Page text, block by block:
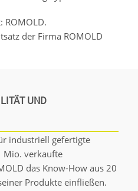
ROMOLD.
der Firma ROMOLD
UND
industriell gefertigte
Mio. verkaufte
das Know-How aus 20
Produkte einfließen.